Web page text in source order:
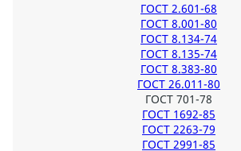
ГОСТ 2.601-68
ГОСТ 8.001-80
ГОСТ 8.134-74
ГОСТ 8.135-74
ГОСТ 8.383-80
ГОСТ 26.011-80
ГОСТ 701-78
ГОСТ 1692-85
ГОСТ 2263-79
ГОСТ 2991-85